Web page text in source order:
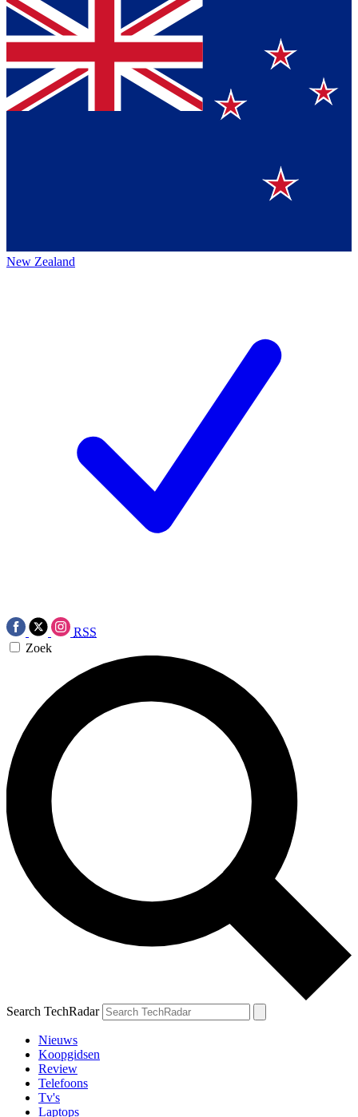
New Zealand
RSS
Zoek
Search TechRadar
Nieuws
Koopgidsen
Review
Telefoons
Tv's
Laptops